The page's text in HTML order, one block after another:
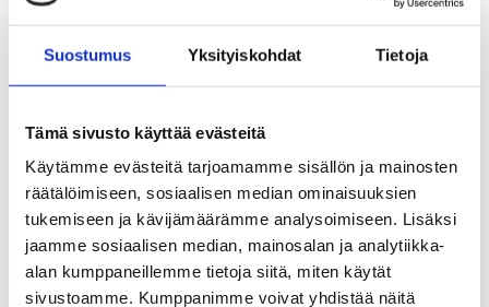
Suostumus Yksityiskohdat Tietoja
Tämä sivusto käyttää evästeitä
Käytämme evästeitä tarjoamamme sisällön ja mainosten
räätälöimiseen, sosiaalisen median ominaisuuksien
tukemiseen ja kävijämäärämme analysoimiseen. Lisäksi
jaamme sosiaalisen median, mainosalan ja analytiikka-
alan kumppaneillemme tietoja siitä, miten käytät
sivustoamme. Kumppanimme voivat yhdistää näitä
yrityksille, jotka vahvistavat koko Tuusulan
aluetta, jatkaa pormestari Mellin.